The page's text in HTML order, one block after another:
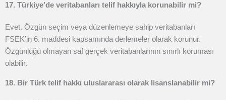
17. Türkiye’de veritabanları telif hakkıyla korunabilir mi?
Evet. Özgün seçim veya düzenlemeye sahip veritabanları
FSEK’in 6. maddesi kapsamında derlemeler olarak korunur.
Özgünlüğü olmayan saf gerçek veritabanlarının sınırlı koruması
olabilir.
18. Bir Türk telif hakkı uluslararası olarak lisanslanabilir mi?